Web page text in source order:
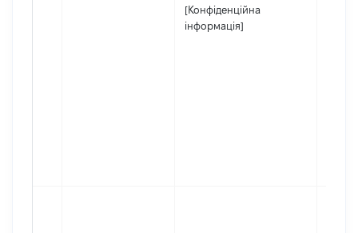
[Конфіденційна
інформація]